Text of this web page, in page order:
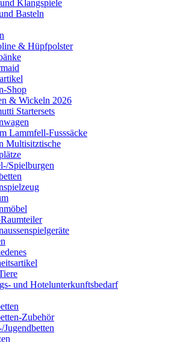
Klangspiele
Basteln
& Hüpfpolster
Shop
& Wickeln 2026
Startersets
Lammfell-Fusssäcke
Multisitztische
Spielburgen
und Hotelunterkunftsbedarf
Zubehör